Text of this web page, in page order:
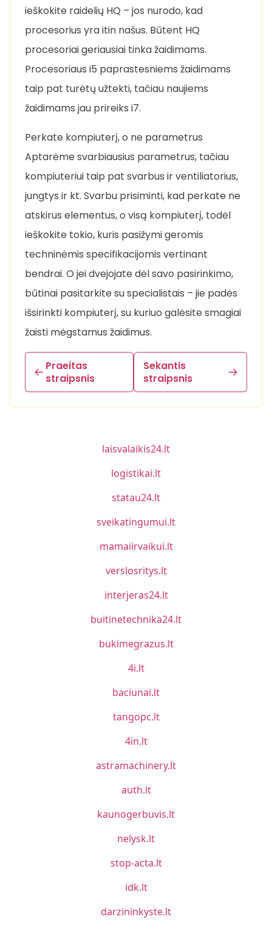
ieškokite raidelių HQ – jos nurodo, kad
procesorius yra itin našus. Būtent HQ
procesoriai geriausiai tinka žaidimams.
Procesoriaus i5 paprastesniems žaidimams
taip pat turėtų užtekti, tačiau naujiems
žaidimams jau prireiks i7.
Perkate kompiuterį, o ne parametrus
Aptarėme svarbiausius parametrus, tačiau
kompiuteriui taip pat svarbus ir ventiliatorius,
jungtys ir kt. Svarbu prisiminti, kad perkate ne
atskirus elementus, o visą kompiuterį, todėl
ieškokite tokio, kuris pasižymi geromis
techninėmis specifikacijomis vertinant
bendrai. O jei dvejojate dėl savo pasirinkimo,
būtinai pasitarkite su specialistais – jie padės
išsirinkti kompiuterį, su kuriuo galėsite smagiai
žaisti mėgstamus žaidimus.
Praeitas
straipsnis
Sekantis
straipsnis
laisvalaikis24.lt
logistikai.lt
statau24.lt
sveikatingumui.lt
mamaiirvaikui.lt
verslosritys.lt
interjeras24.lt
buitinetechnika24.lt
bukimegrazus.lt
4i.lt
baciunai.lt
tangopc.lt
4in.lt
astramachinery.lt
auth.lt
kaunogerbuvis.lt
nelysk.lt
stop-acta.lt
idk.lt
darzininkyste.lt